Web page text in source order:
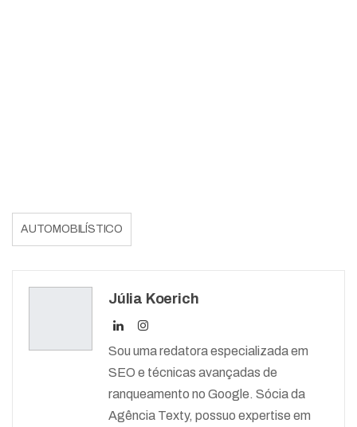
AUTOMOBILÍSTICO
Júlia Koerich
Sou uma redatora especializada em
SEO e técnicas avançadas de
ranqueamento no Google. Sócia da
Agência Texty, possuo expertise em